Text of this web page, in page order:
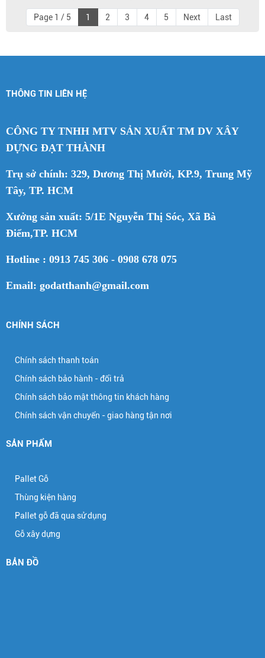
Page 1 / 5 1 2 3 4 5 Next Last
THÔNG TIN LIÊN HỆ
CÔNG TY TNHH MTV SẢN XUẤT TM DV XÂY
DỰNG ĐẠT THÀNH
Trụ sở chính: 329, Dương Thị Mười, KP.9, Trung Mỹ
Tây, TP. HCM
Xưởng sản xuất: 5/1E Nguyễn Thị Sóc, Xã Bà
Điểm,TP. HCM
Hotline : 0913 745 306 - 0908 678 075
Email: godatthanh@gmail.com
CHÍNH SÁCH
Chính sách thanh toán
Chính sách bảo hành - đổi trả
Chính sách bảo mật thông tin khách hàng
Chính sách vận chuyển - giao hàng tận nơi
SẢN PHẨM
Pallet Gỗ
Thùng kiện hàng
Pallet gỗ đã qua sử dụng
Gỗ xây dựng
BẢN ĐỒ